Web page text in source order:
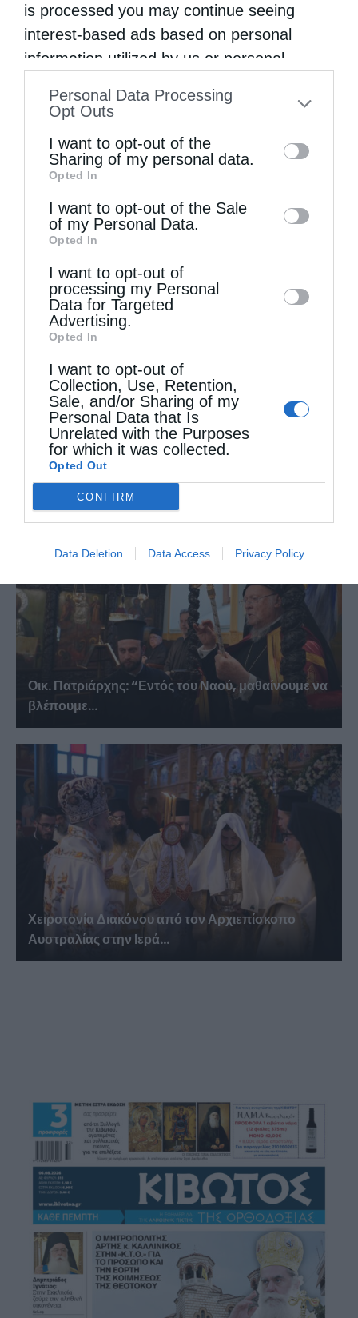
is processed you may continue seeing
interest-based ads based on personal
information utilized by us or personal
to your opt-out. You may separately opt-out
information by third parties on the IAB’s list
of downstream participants. This
information may also be disclosed by us to
third parties on theIAB’s List of
Downstream Participants
disclose it to other third parties.
Personal Data Processing
Opt Outs
I want to opt-out of the
Sharing of my personal data.
Opted In
I want to opt-out of the Sale
of my Personal Data.
Opted In
I want to opt-out of
processing my Personal
Data for Targeted
Advertising.
Opted In
I want to opt-out of
Collection, Use, Retention,
Sale, and/or Sharing of my
Personal Data that Is
Unrelated with the Purposes
for which it was collected.
Opted Out
CONFIRM
Data Deletion Data Access Privacy Policy
Η Εορτή της Αγίας Άννης στα Ιεροσόλυμα
Ο νέος Πρέσβυς της Γεωργίας στο Πατριαρχείο
Ιεροσολύμων
Ισχυροί οι δεσμοί Ιερουσαλήμ και Μόσχας – Ο...
Οικ. Πατριάρχης: “Εντός του Ναού, μαθαίνουμε να
βλέπουμε...
Χειροτονία Διακόνου από τον Αρχιεπίσκοπο
Αυστραλίας στην Ιερά...